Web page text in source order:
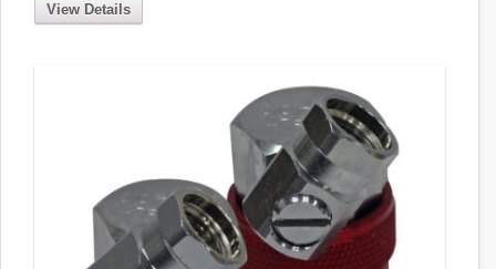
View Details